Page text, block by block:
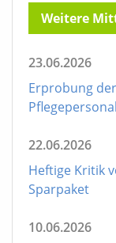
Weitere
23.06.2026
Erprobung
22.06.2026
Heftige Kritik
Sparpaket
10.06.2026